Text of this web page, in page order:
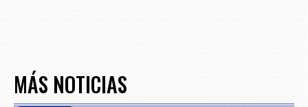
MÁS NOTICIAS